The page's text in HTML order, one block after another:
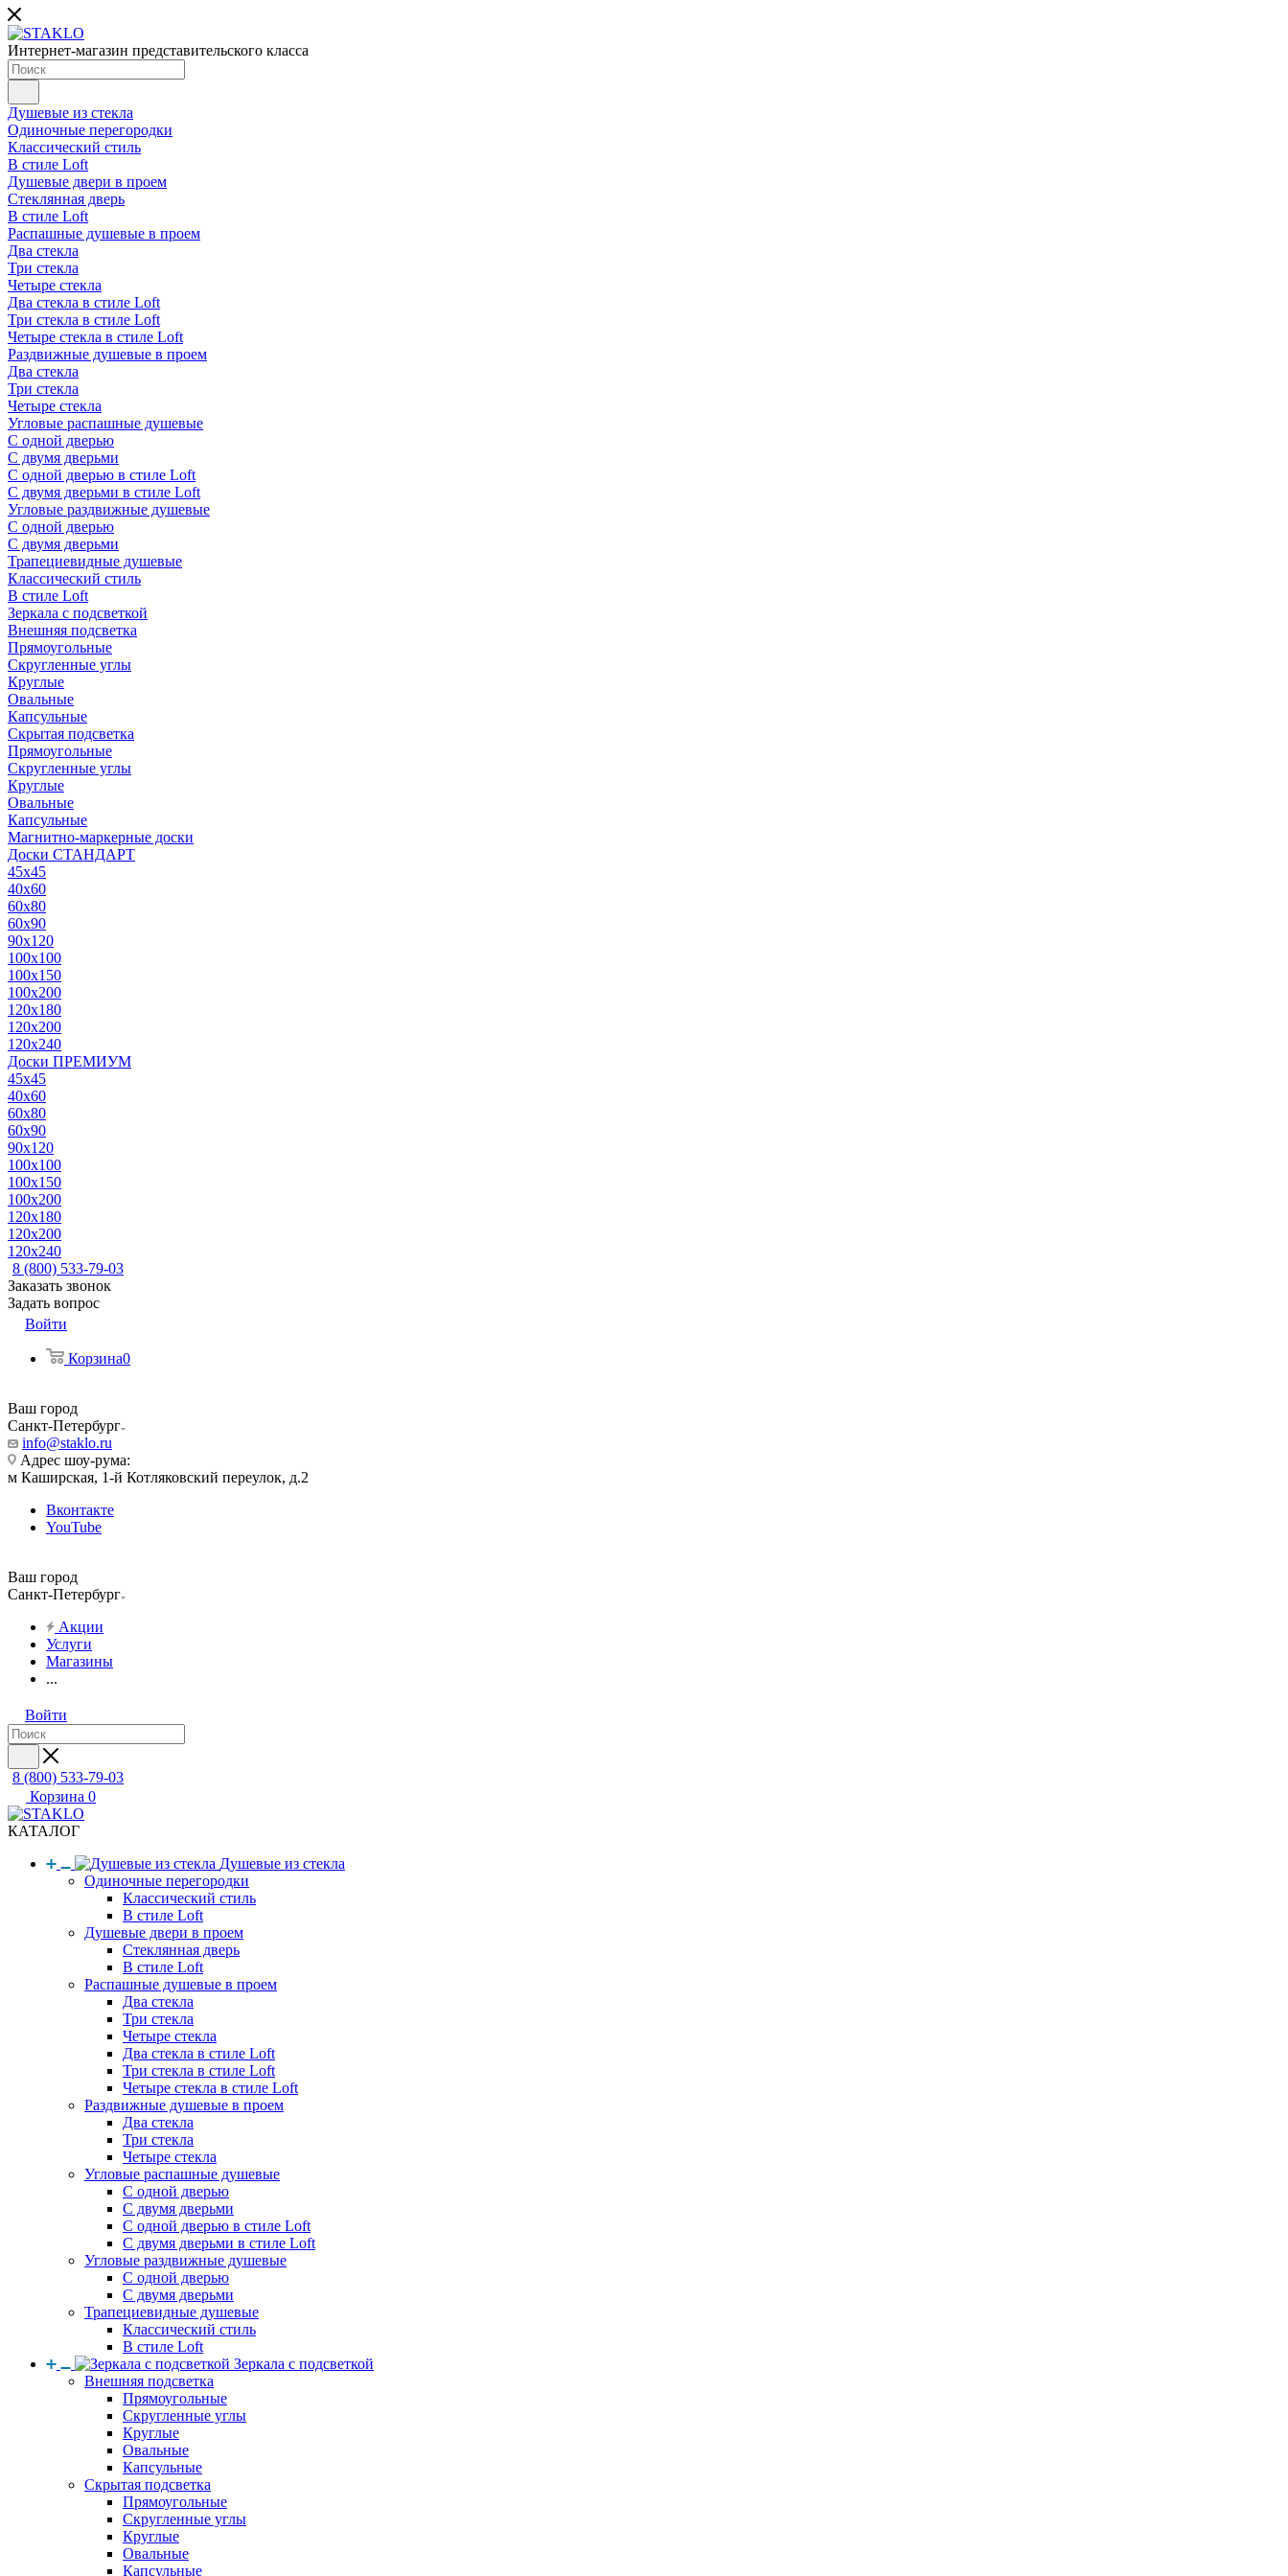
Интернет-магазин представительского класса
Душевые из стекла
Одиночные перегородки
Классический стиль
В стиле Loft
Душевые двери в проем
Стеклянная дверь
В стиле Loft
Распашные душевые в проем
Два стекла
Три стекла
Четыре стекла
Два стекла в стиле Loft
Три стекла в стиле Loft
Четыре стекла в стиле Loft
Раздвижные душевые в проем
Два стекла
Три стекла
Четыре стекла
Угловые распашные душевые
С одной дверью
С двумя дверьми
С одной дверью в стиле Loft
С двумя дверьми в стиле Loft
Угловые раздвижные душевые
С одной дверью
С двумя дверьми
Трапециевидные душевые
Классический стиль
В стиле Loft
Зеркала с подсветкой
Внешняя подсветка
Прямоугольные
Скругленные углы
Круглые
Овальные
Капсульные
Скрытая подсветка
Прямоугольные
Скругленные углы
Круглые
Овальные
Капсульные
Магнитно-маркерные доски
Доски СТАНДАРТ
45x45
40x60
60x80
60x90
90x120
100x100
100x150
100x200
120x180
120x200
120x240
Доски ПРЕМИУМ
45x45
40x60
60x80
60x90
90x120
100x100
100x150
100x200
120x180
120x200
120x240
8 (800) 533-79-03
Заказать звонок
Задать вопрос
Войти
Корзина0
Ваш город
Санкт-Петербург
info@staklo.ru
Адрес шоу-рума:
м Каширская, 1-й Котляковский переулок, д.2
Вконтакте
YouTube
Ваш город
Санкт-Петербург
Акции
Услуги
Магазины
...
Войти
8 (800) 533-79-03
Корзина 0
КАТАЛОГ
Душевые из стекла
Одиночные перегородки
Классический стиль
В стиле Loft
Душевые двери в проем
Стеклянная дверь
В стиле Loft
Распашные душевые в проем
Два стекла
Три стекла
Четыре стекла
Два стекла в стиле Loft
Три стекла в стиле Loft
Четыре стекла в стиле Loft
Раздвижные душевые в проем
Два стекла
Три стекла
Четыре стекла
Угловые распашные душевые
С одной дверью
С двумя дверьми
С одной дверью в стиле Loft
С двумя дверьми в стиле Loft
Угловые раздвижные душевые
С одной дверью
С двумя дверьми
Трапециевидные душевые
Классический стиль
В стиле Loft
Зеркала с подсветкой
Внешняя подсветка
Прямоугольные
Скругленные углы
Круглые
Овальные
Капсульные
Скрытая подсветка
Прямоугольные
Скругленные углы
Круглые
Овальные
Капсульные